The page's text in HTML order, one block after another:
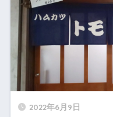
2022年6月9日